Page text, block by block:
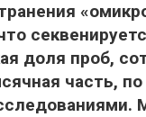
доля проб,
часть,